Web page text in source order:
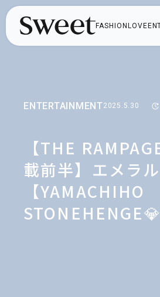
FASHION LOVE
ENTERTAINMENT2025.5.30
【THE
載前半】エメラ
【YAMACHIHO